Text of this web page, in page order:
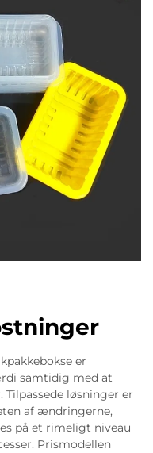
er
samtidig med at
løsninger er
af ændringerne,
på et rimeligt niveau
Prismodellen